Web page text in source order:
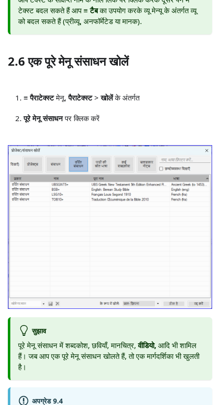
टेक्स्ट बदल सकते हैं आप≡ टैबका उपयोग करके व्यू मेन्यू के अंतर्गत व्यू
को बदल सकते हैं (प्रीव्यू, अनफॉर्मेटेड या मानक).
2.6 एक पूरे मेनू संसाधन खोलें
≡ पैराटेक्स्टमेनू,पैराटेक्स्ट>खोलेंके अंतर्गत
पूरे मेनू संसाधनपर क्लिक करें
सुझाव
पूरे मेनू संसाधन में शब्दकोश, छवियाँ, मानचित्र,वीडियो, आदि भी शामिल
हैं। जब आप एक पूरे मेनू संसाधन खोलते हैं, तो एक मार्गदर्शिका भी खुलती
है।
अपग्रेड 9.4